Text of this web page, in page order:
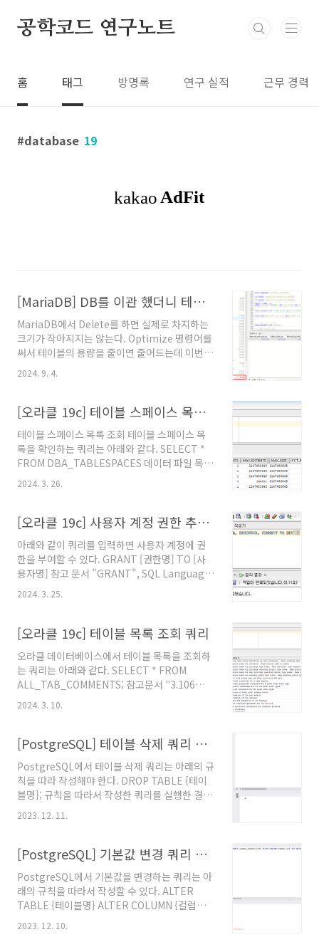
공학코드 연구노트
홈 태그 방명록 연구 실적 근무 경력
database 19
[MariaDB] DB를 이관 했더니 테이블 용량이 훨씬 작아졌다.
MariaDB에서 Delete를 하면 실제로 차지하는
크기가 작아지지는 않는다. Optimize 명령어를
써서 테이블의 용량을 줄이면 줄어드는데 이번에
경험해보니 이 마저도 100% 정리되는건 아닌 것
같다. 기존 테이블과 이관한 테이블의 데이터 수
용량은 1.2 GB이었지만 이관한 테이블의 용량은
량차이", 개발파워맨, 2014년 8월 1일. @원문
보기"[SQL/DB] MySQL 서버 디스크 이전하
기", 유르무차, 2020년 11월 24일. @원문보
기"MySQL delete 실행 시 Table disk size가
2024. 9. 4.
[오라클 19c] 테이블 스페이스 목록 및 파일 경로 조회
테이블 스페이스 목록 조회 테이블 스페이스 목
록을 확인하는 쿼리는 아래와 같다. SELECT *
FROM DBA_TABLESPACES 데이터 파일 목록
조회 테이블 스페이스의 데이터 파일 정보를 확
인하는 쿼리는 아래와 같다. SELECT * FROM
DBA_TABLESPACES", Database
@원문보기 "4.243 DBA_DATA_FILES",
Database Reference, Oracle Database
Release 19. @원문보기
2024. 3. 26.
[오라클 19c] 사용자 계정 권한 추가 쿼리
아래와 같이 쿼리를 입력하면 사용자 계정에 권
한을 부여할 수 있다. GRANT [권한명] TO [사
용자명] 참고 문서 "GRANT", SQL Language
Reference, Oracle Database 19c. @원문보
기
2024. 3. 25.
[오라클 19c] 테이블 목록 조회 쿼리
오라클 데이터베이스에서 테이블 목록을 조회하
는 쿼리는 아래와 같다. SELECT * FROM
ALL_TAB_COMMENTS; 참고문서 "3.106
스 19. @원문보기
2024. 3. 10.
[PostgreSQL] 테이블 삭제 쿼리 작성 방법
PostgreSQL에서 테이블 삭제 쿼리는 아래의 규
칙을 따라 작성해야 한다. DROP TABLE {테이
블명}; 규칙을 따라서 작성한 쿼리를 실행한 결과
Table Basics", PostgreSQL 15. @원문보기
2023. 12. 11.
[PostgreSQL] 기본값 변경 쿼리 작성 방법
PostgreSQL에서 기본값을 변경하는 쿼리는 아
래의 규칙을 따라서 작성할 수 있다. ALTER
TABLE {테이블명} ALTER COLUMN {컬럼명}
SET DEFAULT {기본값}; 아래의 사진에는 규칙
을 따라서 작성한 쿼리의 실행 결과가 나타나 있
2023. 12. 10.